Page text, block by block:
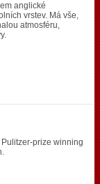
anglické
vrstev. Má vše,
atmosféru,
prize winning